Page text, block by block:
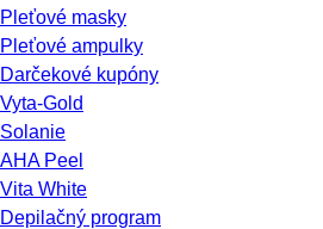
Pleťové masky
Pleťové ampulky
Darčekové kupóny
Vyta-Gold
Solanie
AHA Peel
Vita White
Depilačný program